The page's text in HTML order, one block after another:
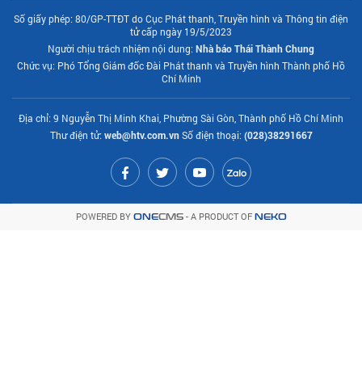
Số giấy phép: 80/GP-TTĐT do Cục Phát thanh, Truyền hình và Thông tin điện
tử cấp ngày 19/5/2023
Người chịu trách nhiệm nội dung: Nhà báo Thái Thành Chung
Chức vụ: Phó Tổng Giám đốc Đài Phát thanh và Truyền hình Thành phố Hồ
Chí Minh
Địa chỉ: 9 Nguyễn Thị Minh Khai, Phường Sài Gòn, Thành phố Hồ Chí Minh
Thư điện tử: web@htv.com.vnSố điện thoại: (028)38291667
POWERED BY ONECMS- A PRODUCT OF NEKO